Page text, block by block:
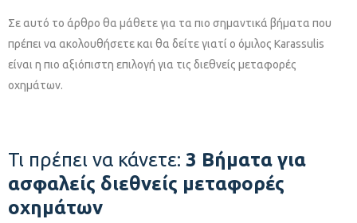
Σε αυτό το άρθρο θα μάθετε για τα πιο σημαντικά βήματα που
πρέπει να ακολουθήσετε και θα δείτε γιατί ο όμιλος Karassulis
είναι η πιο αξιόπιστη επιλογή για τις διεθνείς μεταφορές
οχημάτων.
Τι πρέπει να κάνετε: 3 Βήματα για
ασφαλείς διεθνείς μεταφορές
οχημάτων